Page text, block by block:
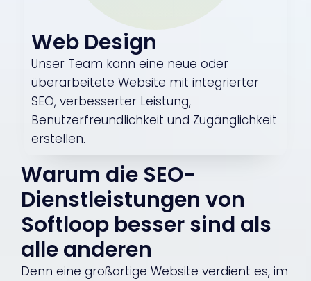
Web Design
Unser Team kann eine neue oder
überarbeitete Website mit integrierter
SEO, verbesserter Leistung,
Benutzerfreundlichkeit und Zugänglichkeit
erstellen.
Warum die SEO-
Dienstleistungen von
Softloop besser sind als
alle anderen
Denn eine großartige Website verdient es, im